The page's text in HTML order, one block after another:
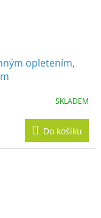
opletením,
SKLADEM
Do košíku